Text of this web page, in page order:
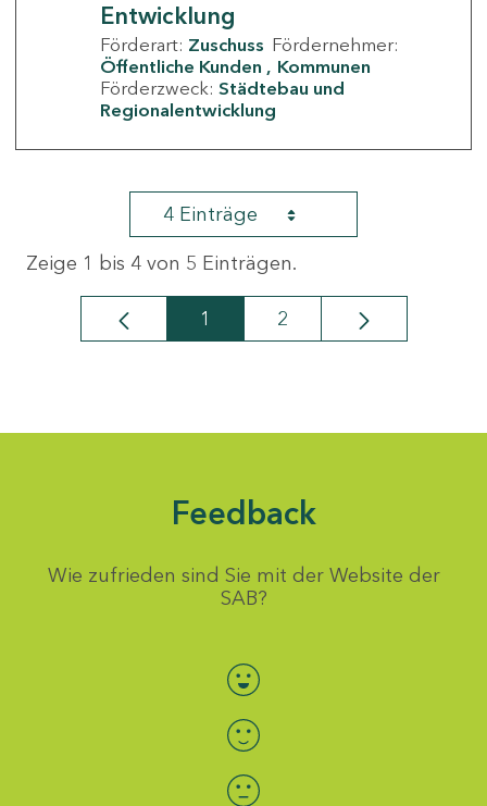
Entwicklung
Förderart: Zuschuss Fördernehmer:
Öffentliche Kunden
Kommunen
Förderzweck: Städtebau und
Regionalentwicklung
4 Einträge
Zeige 1 bis 4 von 5 Einträgen.
Seite
1 Seite
2
Feedback
Wie zufrieden sind Sie mit der Website der
SAB?
Bewertung auswählen